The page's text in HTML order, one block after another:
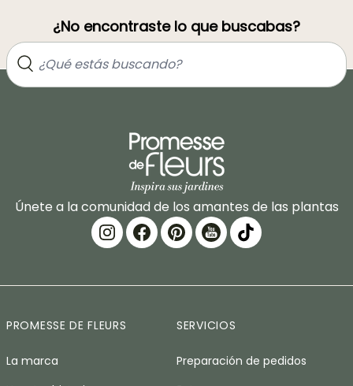
¿No encontraste lo que buscabas?
Únete a la comunidad de los amantes de las plantas
PROMESSE DE FLEURS
La marca
SERVICIOS
Preparación de pedidos